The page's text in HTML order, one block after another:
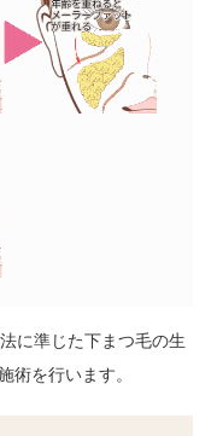
に準じた下まつ毛の生
術を行います。